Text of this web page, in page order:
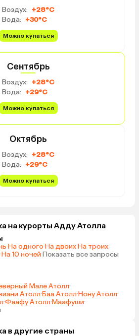
Воздух: +28°C
Вода: +30°C
Можно купаться
Сентябрь
Воздух: +28°C
Вода: +29°C
Можно купаться
Октябрь
Воздух: +28°C
Вода: +29°C
Можно купаться
на курорты Адду Атолла
·На одного·На двоих·На троих·
·На 10 ночей·Показать все запросы
Мале Атолл·
Атолл·Баа Атолл·Нону Атолл·
·Фаафу Атолл·Маафуши·
в другие страны